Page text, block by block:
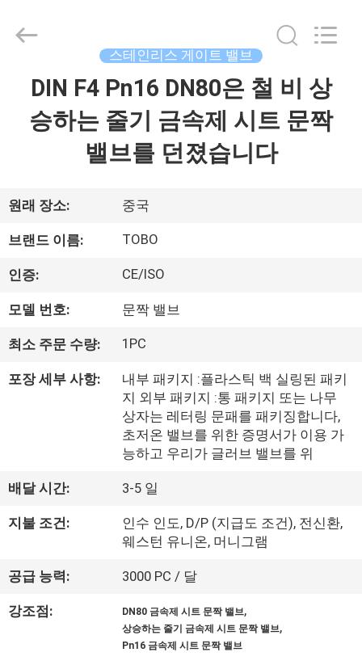
우
리
에
장
여
품
Reserved.
스테인리스 게이트 밸브
DIN F4 Pn16 DN80은 철 비 상
승하는 줄기 금속제 시트 문짝
밸브를 던졌습니다
원래 장소: 중국
브랜드 이름: TOBO
인증: CE/ISO
모델 번호: 문짝 밸브
최소 주문 수량: 1PC
포장 세부 사항:
내부 패키지 :플라스틱 백 실링된 패키
지 외부 패키지 :통 패키지 또는 나무
상자는 레터링 문패를 패키징합니다,
초저온 밸브를 위한 증명서가 이용 가
능하고 우리가 글러브 밸브를 위
배달 시간: 3-5 일
지불 조건:
인수 인도, D/P (지급도 조건), 전신환,
웨스턴 유니온, 머니그램
공급 능력: 3000 PC / 달
강조점: DN80 금속제 시트 문짝 밸브,
상승하는 줄기 금속제 시트 문짝 밸브,
Pn16 금속제 시트 문짝 밸브